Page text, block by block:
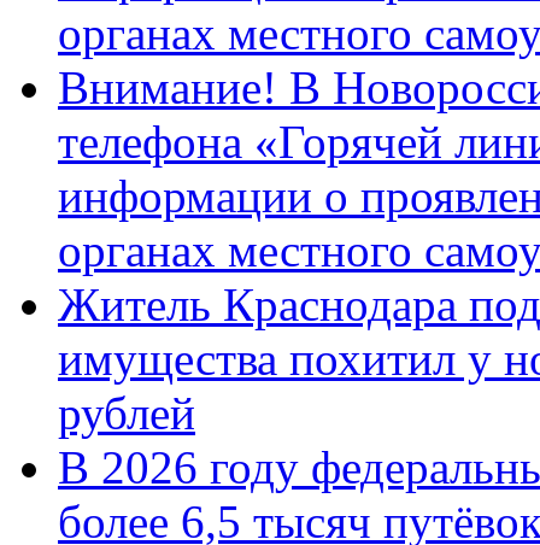
органах местного
Внимание! В
телефона «Горячей
информации о
органах местного
Житель Краснодара
имущества похитил у
рублей
В 2026 году
более 6,5 тысяч